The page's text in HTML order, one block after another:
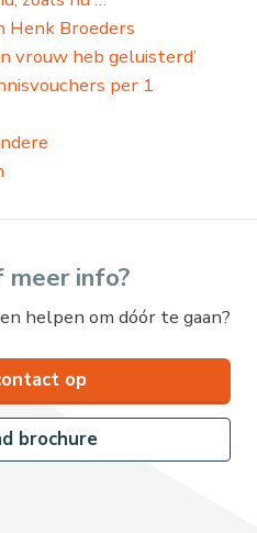
Henk Broeders
vrouw heb geluisterd’
per 1
meer info?
helpen om dóór te gaan?
op
brochure